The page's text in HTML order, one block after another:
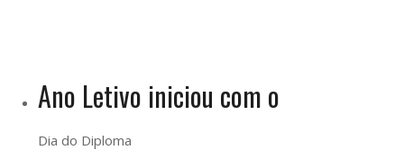
Ano Letivo iniciou com o
Dia do Diploma